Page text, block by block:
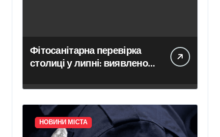
Фітосанітарна перевірка
столиці у липні: виявлено
623 тис. рослин
НОВИНИ МІСТА